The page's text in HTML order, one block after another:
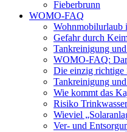
Fieberbrunn
WOMO-FAQ
Wohnmobilurlaub
Gefahr durch
Tankreinigung
WOMO-FAQ:
Die einzig richtige
Tankreinigung
Wie kommt das
Risiko
Wieviel
Ver- und